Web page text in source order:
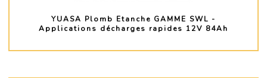
YUASA Plomb Etanche GAMME SWL -
Applications décharges rapides 12V 84Ah